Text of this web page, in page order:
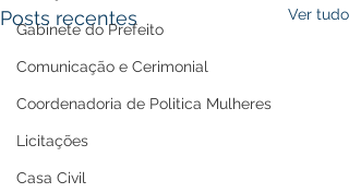
Gabinete do Prefeito
Comunicação e Cerimonial
Coordenadoria de Politica Mulheres
Licitações
Casa Civil
Posts recentes Ver tudo